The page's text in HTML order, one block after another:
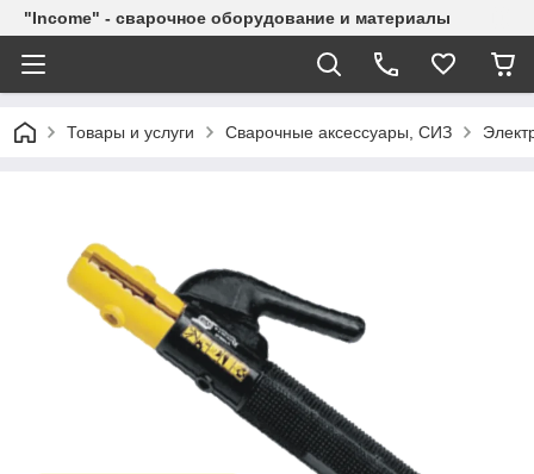
"Income" - сварочное оборудование и материалы
Товары и услуги Сварочные аксессуары, СИЗ